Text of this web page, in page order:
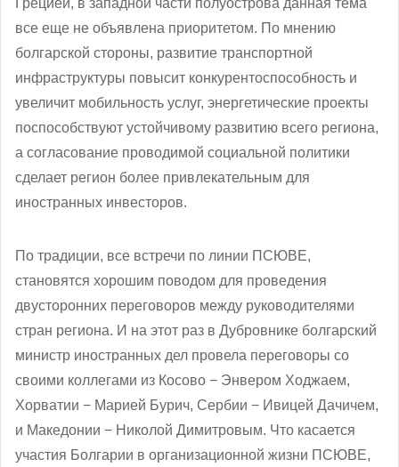
все еще не объявлена приоритетом. По мнению
болгарской стороны, развитие транспортной
инфраструктуры повысит конкурентоспособность и
увеличит мобильность услуг, энергетические проекты
поспособствуют устойчивому развитию всего региона,
а согласование проводимой социальной политики
сделает регион более привлекательным для
иностранных инвесторов.
По традиции, все встречи по линии ПСЮВЕ,
становятся хорошим поводом для проведения
двусторонних переговоров между руководителями
стран региона. И на этот раз в Дубровнике болгарский
министр иностранных дел провела переговоры со
своими коллегами из Косово − Энвером Ходжаем,
Хорватии − Марией Бурич, Сербии − Ивицей Дачичем,
и Македонии − Николой Димитровым. Что касается
участия Болгарии в организационной жизни ПСЮВЕ,